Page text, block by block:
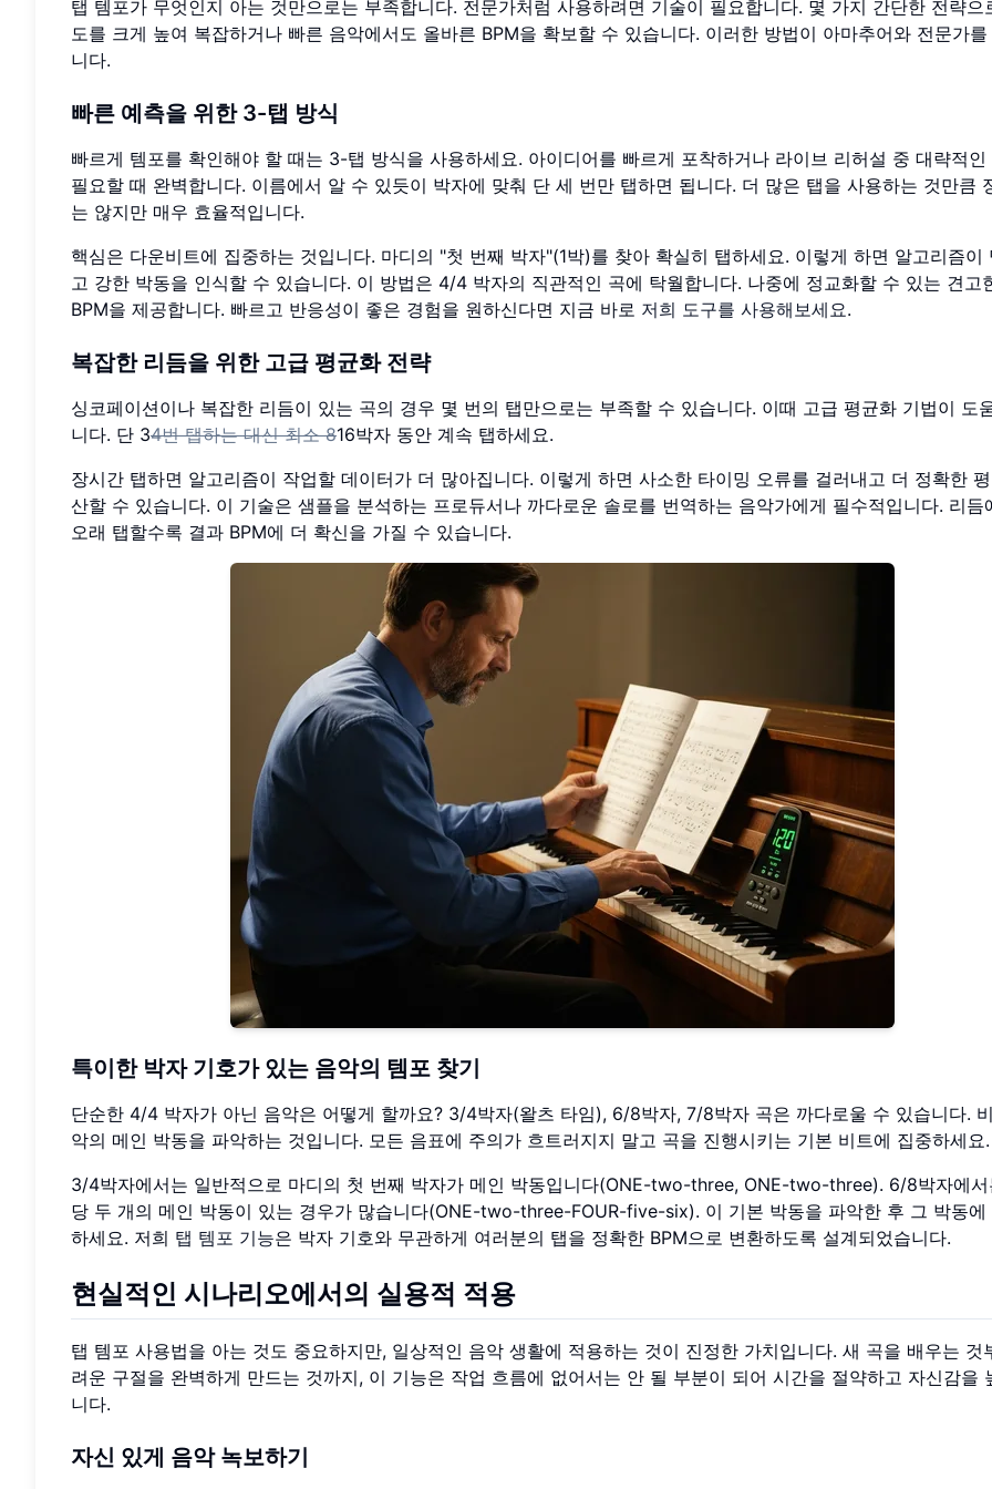
탭 템포가 무엇인지 아는 것만으로는 부족합니다. 전문가처럼 사용하려면 기술이 필요합니다. 몇 가지 간단한 전략으
도를 크게 높여 복잡하거나 빠른 음악에서도 올바른 BPM을 확보할 수 있습니다. 이러한 방법이 아마추어와 전문가
니다.
빠른 예측을 위한 3-탭 방식
빠르게 템포를 확인해야 할 때는 3-탭 방식을 사용하세요. 아이디어를 빠르게 포착하거나 라이브 리허설 중 대략적인
필요할 때 완벽합니다. 이름에서 알 수 있듯이 박자에 맞춰 단 세 번만 탭하면 됩니다. 더 많은 탭을 사용하는 것만큼
는 않지만 매우 효율적입니다.
핵심은 다운비트에 집중하는 것입니다. 마디의 "첫 번째 박자"(1박)를 찾아 확실히 탭하세요. 이렇게 하면 알고리즘이
고 강한 박동을 인식할 수 있습니다. 이 방법은 4/4 박자의 직관적인 곡에 탁월합니다. 나중에 정교화할 수 있는 견고
BPM을 제공합니다. 빠르고 반응성이 좋은 경험을 원하신다면 지금 바로 저희 도구를 사용해보세요.
복잡한 리듬을 위한 고급 평균화 전략
싱코페이션이나 복잡한 리듬이 있는 곡의 경우 몇 번의 탭만으로는 부족할 수 있습니다. 이때 고급 평균화 기법이 도
니다. 단 34번 탭하는 대신 최소 816박자 동안 계속 탭하세요.
장시간 탭하면 알고리즘이 작업할 데이터가 더 많아집니다. 이렇게 하면 사소한 타이밍 오류를 걸러내고 더 정확한
산할 수 있습니다. 이 기술은 샘플을 분석하는 프로듀서나 까다로운 솔로를 번역하는 음악가에게 필수적입니다. 리듬
오래 탭할수록 결과 BPM에 더 확신을 가질 수 있습니다.
특이한 박자 기호가 있는 음악의 템포 찾기
단순한 4/4 박자가 아닌 음악은 어떻게 할까요? 3/4박자(왈츠 타임), 6/8박자, 7/8박자 곡은 까다로울 수 있습니다.
악의 메인 박동을 파악하는 것입니다. 모든 음표에 주의가 흐트러지지 말고 곡을 진행시키는 기본 비트에 집중하세요.
3/4박자에서는 일반적으로 마디의 첫 번째 박자가 메인 박동입니다(ONE-two-three, ONE-two-three). 6/8박자에서
당 두 개의 메인 박동이 있는 경우가 많습니다(ONE-two-three-FOUR-five-six). 이 기본 박동을 파악한 후 그 박동에
하세요. 저희 탭 템포 기능은 박자 기호와 무관하게 여러분의 탭을 정확한 BPM으로 변환하도록 설계되었습니다.
현실적인 시나리오에서의 실용적 적용
탭 템포 사용법을 아는 것도 중요하지만, 일상적인 음악 생활에 적용하는 것이 진정한 가치입니다. 새 곡을 배우는 것
려운 구절을 완벽하게 만드는 것까지, 이 기능은 작업 흐름에 없어서는 안 될 부분이 되어 시간을 절약하고 자신감을
니다.
자신 있게 음악 녹보하기